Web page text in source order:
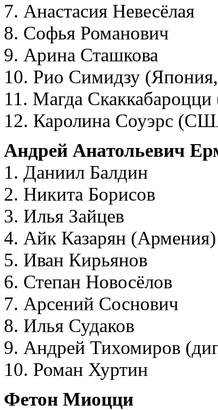
7. Анастасия Невесёлая
8. Софья Романович
9. Арина Сташкова
10. Рио Симидзу (Япония,
11. Магда Скаккабароцци
12. Каролина Соуэрс
Андрей Анатольевич
1. Даниил Балдин
2. Никита Борисов
3. Илья Зайцев
4. Айк Казарян (Армения)
5. Иван Кирьянов
6. Степан Новосёлов
7. Арсений Соснович
8. Илья Судаков
9. Андрей Тихомиров
10. Роман Хуртин
Фетон Миоцци